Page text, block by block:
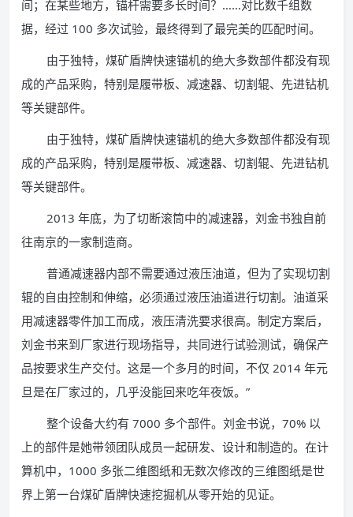
间；在某些地方，锚杆需要多长时间？……对比数千组数
据，经过 100 多次试验，最终得到了最完美的匹配时间。
由于独特，煤矿盾牌快速锚机的绝大多数部件都没有现
成的产品采购，特别是履带板、减速器、切割辊、先进钻机
等关键部件。
由于独特，煤矿盾牌快速锚机的绝大多数部件都没有现
成的产品采购，特别是履带板、减速器、切割辊、先进钻机
等关键部件。
2013 年底，为了切断滚筒中的减速器，刘金书独自前
往南京的一家制造商。
普通减速器内部不需要通过液压油道，但为了实现切割
辊的自由控制和伸缩，必须通过液压油道进行切割。油道采
用减速器零件加工而成，液压清洗要求很高。制定方案后，
刘金书来到厂家进行现场指导，共同进行试验测试，确保产
品按要求生产交付。这是一个多月的时间，不仅 2014 年元
旦是在厂家过的，几乎没能回来吃年夜饭。”
整个设备大约有 7000 多个部件。刘金书说，70% 以
上的部件是她带领团队成员一起研发、设计和制造的。在计
算机中，1000 多张二维图纸和无数次修改的三维图纸是世
界上第一台煤矿盾牌快速挖掘机从零开始的见证。